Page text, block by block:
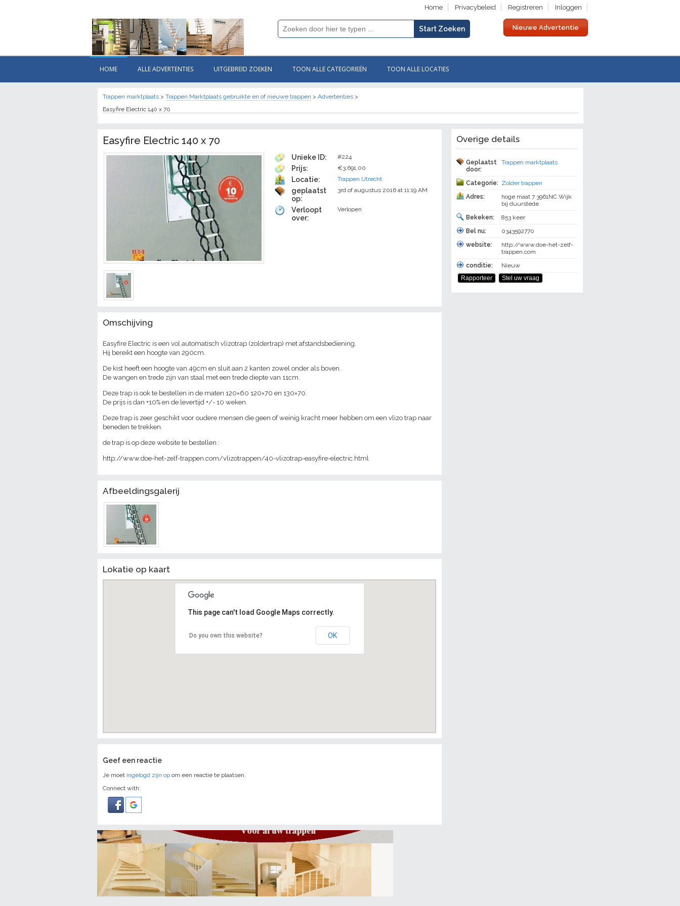
Home Privacybeleid Registreren Inloggen
Nieuwe Advertentie
HOME ALLE ADVERTENTIES UITGEBREID ZOEKEN TOON ALLE CATEGORIEËN TOON ALLE LOCATIES
Trappen marktplaats > Trappen Marktplaats gebruikte en of nieuwe trappen > Advertenties >
Easyfire Electric 140 x 70
Easyfire Electric 140 x 70
Unieke ID: #224
Prijs: €3,691,00
Locatie: Trappen Utrecht
geplaatst
op:
3rd of augustus 2016 at 11:19 AM
Verloopt
over:
Verlopen
Omschijving
Easyfire Electric is een vol automatisch vlizotrap (zoldertrap) met afstandsbediening.
Hij bereikt een hoogte van 290cm.
De kist heeft een hoogte van 49cm en sluit aan 2 kanten zowel onder als boven.
De wangen en trede zijn van staal met een trede diepte van 11cm.
Deze trap is ook te bestellen in de maten 120×60 120×70 en 130×70.
De prijs is dan +10% en de levertijd +/- 10 weken.
Deze trap is zeer geschikt voor oudere mensen die geen of weinig kracht meer hebben om een vlizo trap naar
beneden te trekken.
de trap is op deze website te bestellen :
http://www.doe-het-zelf-trappen.com/vlizotrappen/40-vlizotrap-easyfire-electric.html
Afbeeldingsgalerij
Lokatie op kaart
This page can't load Google Maps correctly.
Do you own this website? OK
Geef een reactie
Je moet ingelogd zijn op om een reactie te plaatsen.
Connect with:
Overige details
Geplaatst
door:
Trappen marktplaats
Categorie: Zolder trappen
Adres:
hoge maat 7 3961NC Wijk
bij duurstede
Bekeken:
853 keer
Bel nu:
0343592770
website:
http://www.doe-het-zelf-
trappen.com
conditie:
Nieuw
Rapporteer
Stel uw vraag